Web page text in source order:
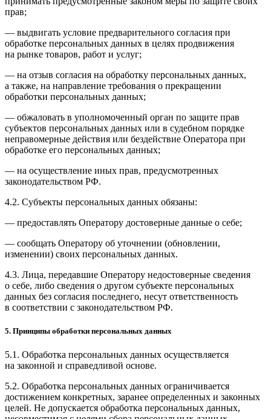
прав;
— выдвигать условие предварительного согласия при
обработке персональных данных в целях продвижения
на рынке товаров, работ и услуг;
— на отзыв согласия на обработку персональных данных,
а также, на направление требования о прекращении
обработки персональных данных;
— обжаловать в уполномоченный орган по защите прав
субъектов персональных данных или в судебном порядке
неправомерные действия или бездействие Оператора при
обработке его персональных данных;
— на осуществление иных прав, предусмотренных
законодательством РФ.
4.2. Субъекты персональных данных обязаны:
— предоставлять Оператору достоверные данные о себе;
— сообщать Оператору об уточнении (обновлении,
изменении) своих персональных данных.
4.3. Лица, передавшие Оператору недостоверные сведения
о себе, либо сведения о другом субъекте персональных
данных без согласия последнего, несут ответственность
в соответствии с законодательством РФ.
5. Принципы обработки персональных данных
5.1. Обработка персональных данных осуществляется
на законной и справедливой основе.
5.2. Обработка персональных данных ограничивается
достижением конкретных, заранее определенных и законных
целей. Не допускается обработка персональных данных,